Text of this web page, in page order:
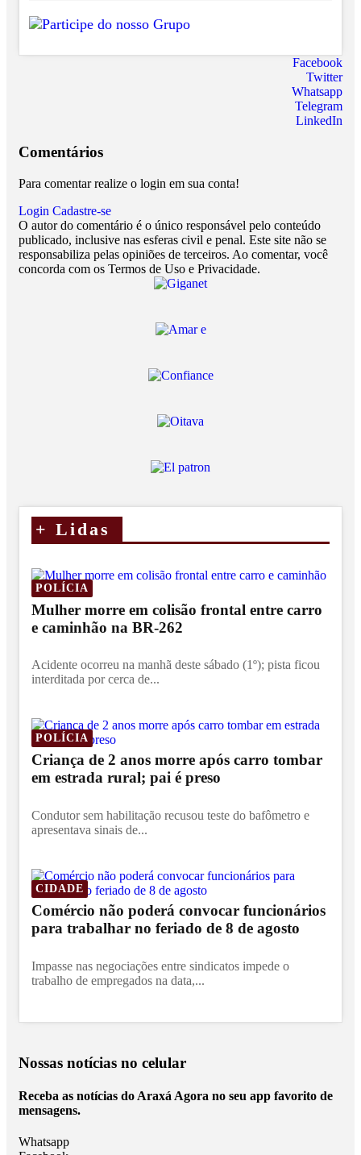
Facebook
Twitter
Whatsapp
Telegram
LinkedIn
Comentários
Para comentar realize o login em sua conta!
Login Cadastre-se
O autor do comentário é o único responsável pelo conteúdo
publicado, inclusive nas esferas civil e penal. Este site não se
responsabiliza pelas opiniões de terceiros. Ao comentar, você
concorda com os Termos de Uso e Privacidade.
+ Lidas
POLÍCIA
Mulher morre em colisão frontal entre carro
e caminhão na BR-262
Acidente ocorreu na manhã deste sábado (1º); pista ficou
interditada por cerca de...
POLÍCIA
Criança de 2 anos morre após carro tombar
em estrada rural; pai é preso
Condutor sem habilitação recusou teste do bafômetro e
apresentava sinais de...
CIDADE
Comércio não poderá convocar funcionários
para trabalhar no feriado de 8 de agosto
Impasse nas negociações entre sindicatos impede o
trabalho de empregados na data,...
Nossas notícias no celular
Receba as notícias do Araxá Agora no seu app favorito de
mensagens.
Whatsapp